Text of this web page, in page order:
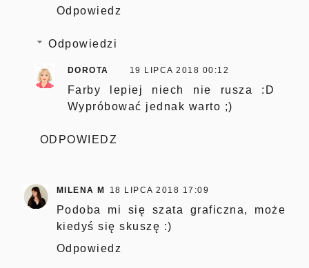
Odpowiedz
Odpowiedzi
DOROTA 19 LIPCA 2018 00:12
Farby lepiej niech nie rusza :D
Wypróbować jednak warto ;)
ODPOWIEDZ
MILENA M 18 LIPCA 2018 17:09
Podoba mi się szata graficzna, może
kiedyś się skuszę :)
Odpowiedz